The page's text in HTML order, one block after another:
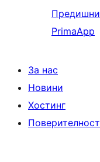
Предишни
PrimaApp
За нас
Новини
Хостинг
Поверителност